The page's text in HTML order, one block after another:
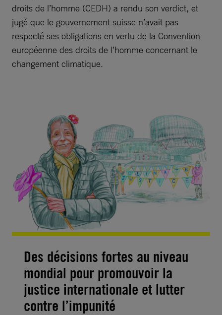
droits de l’homme (CEDH) a rendu son verdict, et
jugé que le gouvernement suisse n’avait pas
respecté ses obligations en vertu de la Convention
européenne des droits de l’homme concernant le
changement climatique.
Des décisions fortes au niveau
mondial pour promouvoir la
justice internationale et lutter
contre l’impunité